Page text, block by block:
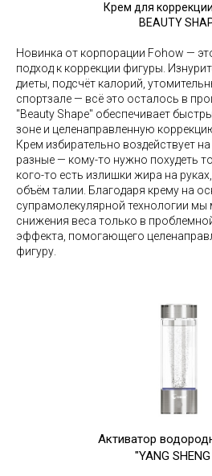
Крем для
BEAUTY
Новинка от корпорации Fohow —
подход к коррекции фигуры.
диеты, подсчёт калорий,
спортзале — всё это осталось в
"Beauty Shape" обеспечивает
зоне и целенаправленную
Крем избирательно воздействует
разные — кому-то нужно похудеть
кого-то есть излишки жира на
объём талии. Благодаря крему на
супрамолекулярной технологии
снижения веса только в
эффекта, помогающего
фигуру.
Активатор
"YANG